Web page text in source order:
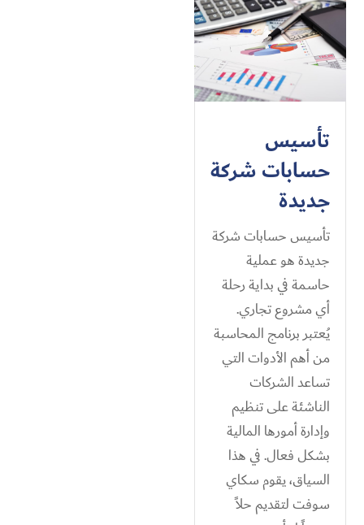
تأسيس
حسابات شركة
جديدة
تأسيس حسابات شركة
جديدة هو عملية
حاسمة في بداية رحلة
أي مشروع تجاري.
يُعتبر برنامج المحاسبة
من أهم الأدوات التي
تساعد الشركات
الناشئة على تنظيم
وإدارة أمورها المالية
بشكل فعال. في هذا
السياق، يقوم سكاي
سوفت لتقديم حلاً